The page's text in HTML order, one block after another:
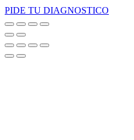
PIDE TU DIAGNOSTICO